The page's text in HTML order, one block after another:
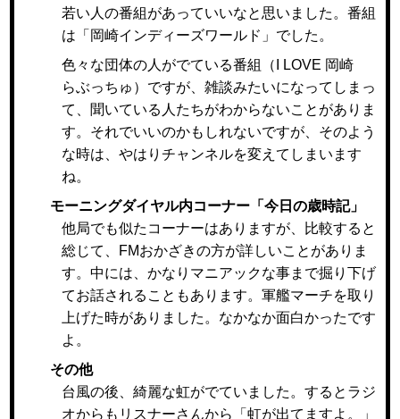
若い人の番組があっていいなと思いました。番組
は「岡崎インディーズワールド」でした。
色々な団体の人がでている番組（I LOVE 岡崎
らぶっちゅ）ですが、雑談みたいになってしまっ
て、聞いている人たちがわからないことがありま
す。それでいいのかもしれないですが、そのよう
な時は、やはりチャンネルを変えてしまいます
ね。
モーニングダイヤル内コーナー「今日の歳時記」
他局でも似たコーナーはありますが、比較すると
総じて、FMおかざきの方が詳しいことがありま
す。中には、かなりマニアックな事まで掘り下げ
てお話されることもあります。軍艦マーチを取り
上げた時がありました。なかなか面白かったです
よ。
その他
台風の後、綺麗な虹がでていました。するとラジ
オからもリスナーさんから「虹が出てますよ。」